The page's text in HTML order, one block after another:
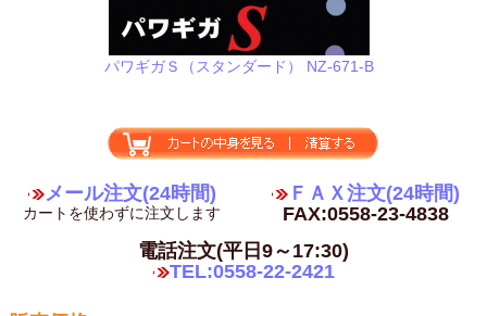
パワギガＳ（スタンダード） NZ-671-B
メール注文(24時間)
カートを使わずに注文します
ＦＡＸ注文(24時間)
FAX:0558-23-4838
電話注文(平日9～17:30)
TEL:0558-22-2421